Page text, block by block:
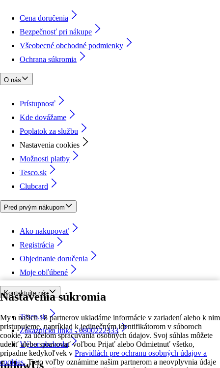
Nastavenia súkromia
My a našich 18 partnerov ukladáme informácie v zariadení alebo k nim
pristupujeme, napríklad k jedinečným identifikátorom v súboroch
cookie, za účelom spracúvania osobných údajov. Svoj súhlas môžete
udeliť alebo spravovať voľbou Prijať alebo Odmietnuť všetko,
prípadne kedykoľvek v Pravidlách pre ochranu osobných údajov a
cookies. Tieto voľby oznámime našim partnerom a neovplyvnia údaje
Cena doručenia
Bezpečnosť pri nákupe
Všeobecné obchodné podmienky
Ochrana súkromia
O nás
Prístupnosť
Kde dovážame
Poplatok za službu
Nastavenia cookies
Možnosti platby
Tesco.sk
Clubcard
Pred prvým nákupom
Ako nakupovať
Registrácia
Objednanie doručenia
Moje obľúbené
Kontaktujte nás
Tesco.sk
Zákaznícka linka - 0800222333
Výber obchodu
followUs